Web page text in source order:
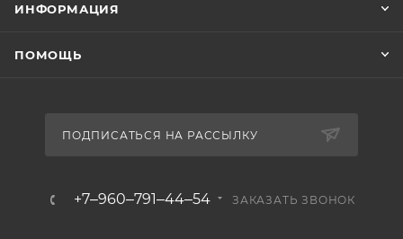
ИНФОРМАЦИЯ
ПОМОЩЬ
ПОДПИСАТЬСЯ НА РАССЫЛКУ
+7‒960‒791‒44‒54 ЗАКАЗАТЬ ЗВОНОК